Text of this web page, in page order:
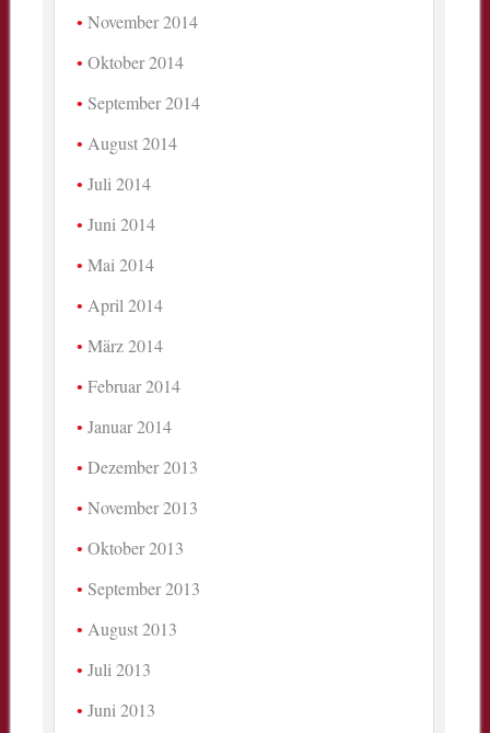
November 2014
Oktober 2014
September 2014
August 2014
Juli 2014
Juni 2014
Mai 2014
April 2014
März 2014
Februar 2014
Januar 2014
Dezember 2013
November 2013
Oktober 2013
September 2013
August 2013
Juli 2013
Juni 2013